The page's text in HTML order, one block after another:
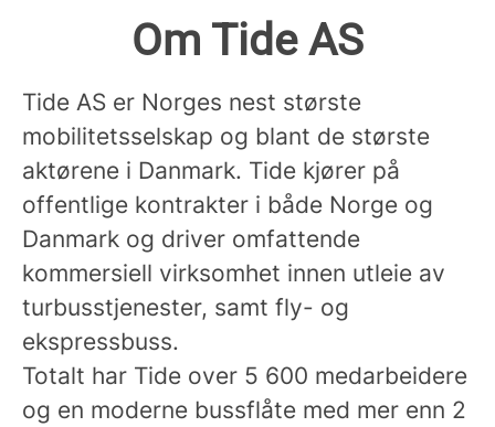
Om Tide AS
Tide AS er Norges nest største
mobilitetsselskap og blant de største
aktørene i Danmark. Tide kjører på
offentlige kontrakter i både Norge og
Danmark og driver omfattende
kommersiell virksomhet innen utleie av
turbusstjenester, samt fly- og
ekspressbuss.
Totalt har Tide over 5 600 medarbeidere
og en moderne bussflåte med mer enn 2